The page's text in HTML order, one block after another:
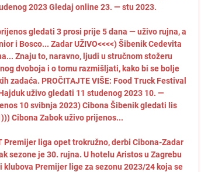
2023 Gledaj online 23. — stu 2023.
gledati 3 prosi prije 5 dana — uživo rujna, a
i Bosco... Zadar UŽIVO<<<<) Šibenik Cedevita
Znaju to, naravno, ljudi u stručnom stožeru
dvoboja i o tomu razmišljati, kako bi se bolje
PROČITAJTE VIŠE: Food Truck Festival
uživo gledati 11 studenog 2023 10. —
10 svibnja 2023) Cibona Šibenik gledati lis
Cibona Zabok uživo prijenos...
Premijer liga opet trokružno, derbi Cibona-Zadar
sezone je 30. rujna. U hotelu Aristos u Zagrebu
Premijer lige za sezonu 2023/24 koja se